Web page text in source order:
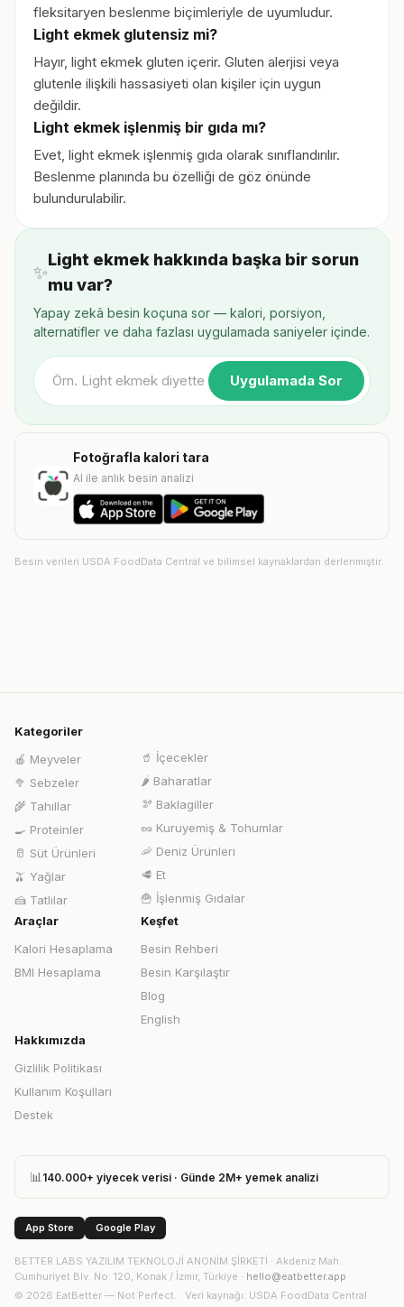
fleksitaryen beslenme biçimleriyle de uyumludur.
Light ekmek glutensiz mi?
Hayır, light ekmek gluten içerir. Gluten alerjisi veya
glutenle ilişkili hassasiyeti olan kişiler için uygun
değildir.
Light ekmek işlenmiş bir gıda mı?
Evet, light ekmek işlenmiş gıda olarak sınıflandırılır.
Beslenme planında bu özelliği de göz önünde
bulundurulabilir.
✨
Light ekmek hakkında başka bir sorun
mu var?
Yapay zekâ besin koçuna sor — kalori, porsiyon,
alternatifler ve daha fazlası uygulamada saniyeler içinde.
Uygulamada Sor
Fotoğrafla kalori tara
AI ile anlık besin analizi
Besin verileri USDA FoodData Central ve bilimsel kaynaklardan derlenmiştir.
Kategoriler
🍎 Meyveler
🥦 Sebzeler
🌾 Tahıllar
🍳 Proteinler
🥛 Süt Ürünleri
🫒 Yağlar
🍰 Tatlılar
🥤 İçecekler
🌶️ Baharatlar
🫘 Baklagiller
🥜 Kuruyemiş & Tohumlar
🦐 Deniz Ürünleri
🥩 Et
🍟 İşlenmiş Gıdalar
Araçlar
Kalori Hesaplama
BMI Hesaplama
Keşfet
Besin Rehberi
Besin Karşılaştır
Blog
English
Hakkımızda
Gizlilik Politikası
Kullanım Koşulları
Destek
📊 140.000+ yiyecek verisi · Günde 2M+ yemek analizi
App Store Google Play
BETTER LABS YAZILIM TEKNOLOJİ ANONİM ŞİRKETİ · Akdeniz Mah.
Cumhuriyet Blv. No: 120, Konak / İzmir, Türkiye · hello@eatbetter.app
© 2026 EatBetter — Not Perfect. · Veri kaynağı: USDA FoodData Central